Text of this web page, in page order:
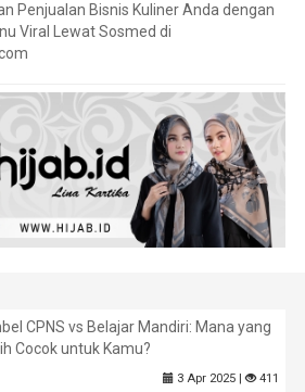
Penjualan Bisnis Kuliner Anda dengan
Viral Lewat Sosmed di
CPNS vs Belajar Mandiri: Mana yang
Cocok untuk Kamu?
3 Apr 2025 | 411